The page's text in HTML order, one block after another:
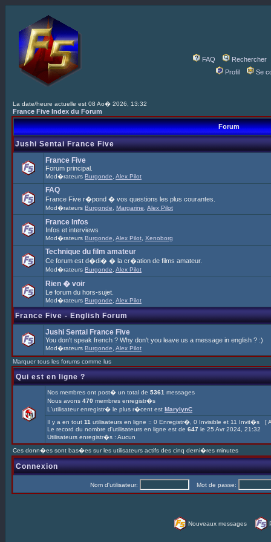
FAQ
Rechercher
Profil
Se
La date/heure actuelle est 08 Ao� 2026, 13:32
France Five Index du Forum
Forum
Jushi Sentai France Five
France Five
Forum principal.
Mod�rateurs Burgonde Alex Pilot
FAQ
France Five r�pond � vos questions les plus courantes.
Mod�rateurs Burgonde Margarine Alex Pilot
France Infos
Infos et interviews
Mod�rateurs Burgonde Alex Pilot Xenoborg
Technique du film amateur
Ce forum est d�di� � la cr�ation de films amateur.
Mod�rateurs Burgonde Alex Pilot
Rien � voir
Le forum du hors-sujet.
Mod�rateurs Burgonde Alex Pilot
France Five - English Forum
Jushi Sentai France Five
You don't speak french ? Why don't you leave us a message in english ? :)
Mod�rateurs Burgonde Alex Pilot
Marquer tous les forums comme lus
Qui est en ligne ?
Nos membres ont post� un total de 5361 messages
Nous avons 470 membres enregistr�s
L'utilisateur enregistr� le plus r�cent est MarylynC
Il y a en tout 11 utilisateurs en ligne :: 0 Enregistr�, 0 Invisible et 11 Invit�s [
Le record du nombre d'utilisateurs en ligne est de 647 le 25 Avr 2024, 21:32
Utilisateurs enregistr�s : Aucun
Ces donn�es sont bas�es sur les utilisateurs actifs des cinq derni�res minutes
Connexion
Nom d'utilisateur: Mot de passe:
Nouveaux messages